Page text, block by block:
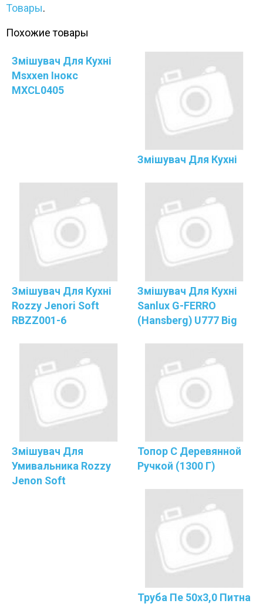
Товары.
Похожие товары
Змішувач Для Кухні
Msxxen Інокс
MXCL0405
Змішувач Для Кухні
Змішувач Для Кухні
Rozzy Jenori Soft
RBZZ001-6
Змішувач Для Кухні
Sanlux G-FERRO
(Hansberg) U777 Big
Змішувач Для
Умивальника Rozzy
Jenon Soft
Топор С Деревянной
Ручкой (1300 Г)
Трyба Пе 50х3,0 Питна